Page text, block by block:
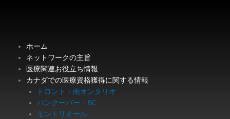
ホーム
ネットワークの主旨
医療関連お役立ち情報
カナダでの医療資格獲得に関する情報
トロント・南オンタリオ
バンクーバー・BC
モントリオール